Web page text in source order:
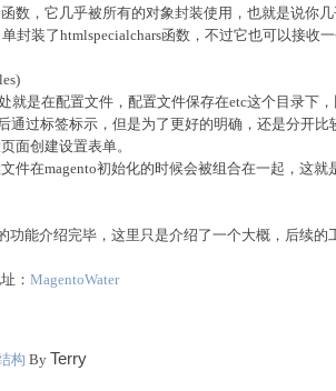
数，它几乎被所有的对象封装使用，也就是说你
单封装了htmlspecialchars函数，不过它也可以接收
就是在配置文件，配置文件保存在etc这个目录下
通过标签标示，但是为了更好的明确，还是分开
面创建设置表单。
件在magento初始化的时候会被组合在一起，这
功能介绍完毕，这里只是介绍了一个大概，后续
：MagentoWater
构 By Terry